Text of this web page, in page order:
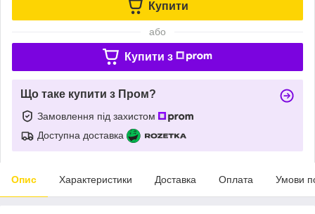
Купити
або
Купити з
Що таке купити з Пром?
Замовлення під захистом
Доступна доставка
Опис Характеристики Доставка Оплата Умови